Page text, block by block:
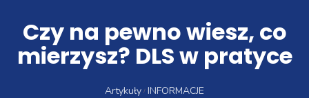
Czy na pewno wiesz, co
mierzysz? DLS w pratyce
Artykuły INFORMACJE